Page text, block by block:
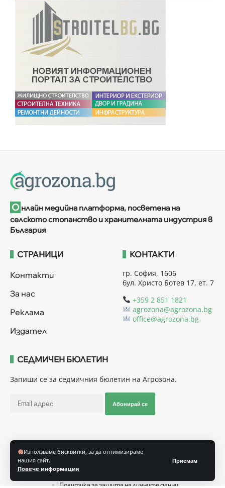
Използваме бисквитки, за да оптимизираме
нашия сайт.
Повече информация
Приемам
О нлайн медийна платформа, посветена на
селското стопанство и хранителната индустрия в
България
СТРАНИЦИ
Контакти
За нас
Реклама
Издател
КОНТАКТИ
гр. София, 1606
бул. Христо Ботев 17, ет. 7
+359 2 851 1821
agrozona@agrozona.bg
office@agrozona.bg
СЕДМИЧЕН БЮЛЕТИН
Запиши се за седмичния бюлетин на Агрозона.
Абонирай се
Общи условия
Политика за използване на “Бисквитки”
Политика за защита на личните данни